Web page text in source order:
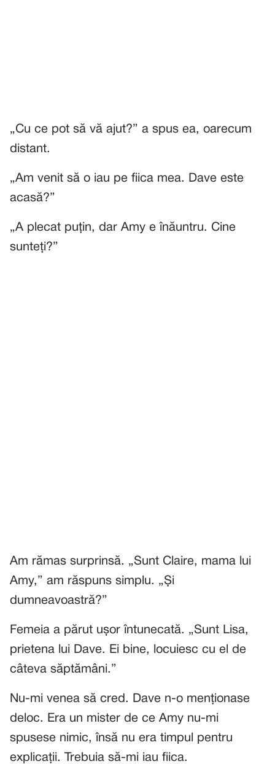
„Cu ce pot să vă ajut?” a spus ea, oarecum
distant.
„Am venit să o iau pe fiica mea. Dave este
acasă?”
„A plecat puțin, dar Amy e înăuntru. Cine
sunteți?”
Am rămas surprinsă. „Sunt Claire, mama lui
Amy,” am răspuns simplu. „Și
dumneavoastră?”
Femeia a părut ușor întunecată. „Sunt Lisa,
prietena lui Dave. Ei bine, locuiesc cu el de
câteva săptămâni.”
Nu-mi venea să cred. Dave n-o menționase
deloc. Era un mister de ce Amy nu-mi
spusese nimic, însă nu era timpul pentru
explicații. Trebuia să-mi iau fiica.